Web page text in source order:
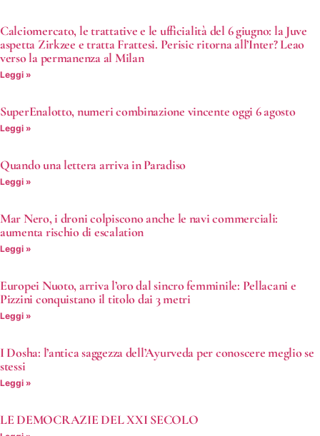
Calciomercato, le trattative e le ufficialità del 6 giugno: la Juve
aspetta Zirkzee e tratta Frattesi. Perisic ritorna all’Inter? Leao
verso la permanenza al Milan
Leggi »
SuperEnalotto, numeri combinazione vincente oggi 6 agosto
Leggi »
Quando una lettera arriva in Paradiso
Leggi »
Mar Nero, i droni colpiscono anche le navi commerciali:
aumenta rischio di escalation
Leggi »
Europei Nuoto, arriva l’oro dal sincro femminile: Pellacani e
Pizzini conquistano il titolo dai 3 metri
Leggi »
I Dosha: l’antica saggezza dell’Ayurveda per conoscere meglio se
stessi
Leggi »
LE DEMOCRAZIE DEL XXI SECOLO